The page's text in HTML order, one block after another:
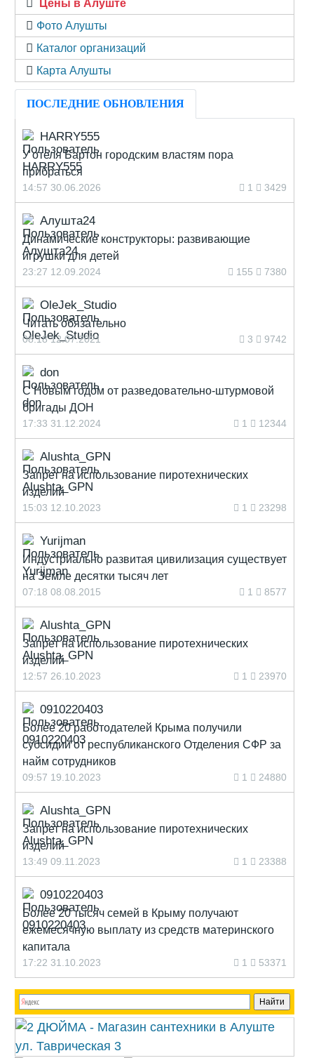
Цены в Алуште
Фото Алушты
Каталог организаций
Карта Алушты
ПОСЛЕДНИЕ ОБНОВЛЕНИЯ
HARRY555
У отеля Бартон городским властям пора
прибраться
14:57 30.06.2026 1 3429
Алушта24
Динамические конструкторы: развивающие
игрушки для детей
23:27 12.09.2024 155 7380
OleJek_Studio
Читать обязательно
08:18 12.07.2021 3 9742
don
С Новым годом от разведовательно-штурмовой
бригады ДОН
17:33 31.12.2024 1 12344
Alushta_GPN
Запрет на использование пиротехнических
изделий
15:03 12.10.2023 1 23298
Yurijman
Индустриально развитая цивилизация существует
на Земле десятки тысяч лет
07:18 08.08.2015 1 8577
Alushta_GPN
Запрет на использование пиротехнических
изделий
12:57 26.10.2023 1 23970
0910220403
Более 20 работодателей Крыма получили
субсидии от республиканского Отделения СФР за
найм сотрудников
09:57 19.10.2023 1 24880
Alushta_GPN
Запрет на использование пиротехнических
изделий
13:49 09.11.2023 1 23388
0910220403
Более 20 тысяч семей в Крыму получают
ежемесячную выплату из средств материнского
капитала
17:22 31.10.2023 1 53371